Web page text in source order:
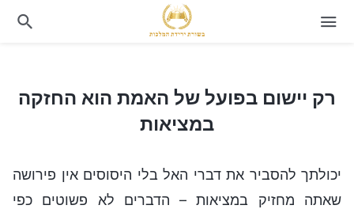
רק יישום בפועל של האמת הוא החזקה במציאות
רק יישום בפועל של האמת הוא החזקה
במציאות
יכולתך להסביר את דברי האל בלי היסוסים אין פירושה
שאתה מחזיק במציאות – הדברים לא פשוטים כפי